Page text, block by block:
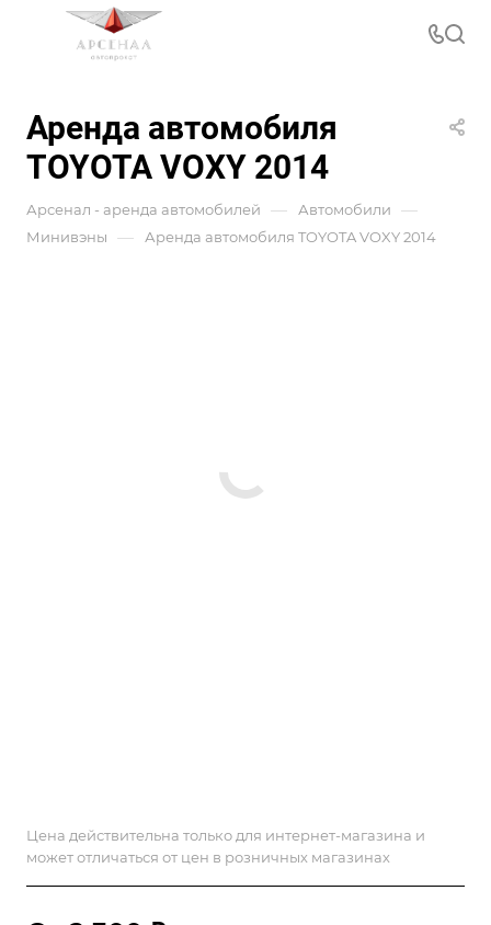
Аренда автомобиля
TOYOTA VOXY 2014
Арсенал - аренда автомобилей — Автомобили —
Минивэны — Аренда автомобиля TOYOTA VOXY 2014
Цена действительна только для интернет-магазина и
может отличаться от цен в розничных магазинах